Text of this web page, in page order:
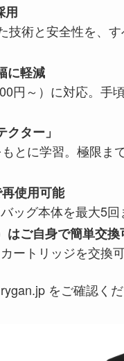
用
術と安全性を、
に軽減
円～）に対応。手
ター」
とに学習。極限ま
使用可能
ッグ本体を最大5回
はご自身で簡単交換
ートリッジを交換
をご確認くだ